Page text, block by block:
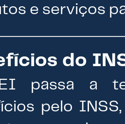
e serviços
do
passa a
pelo